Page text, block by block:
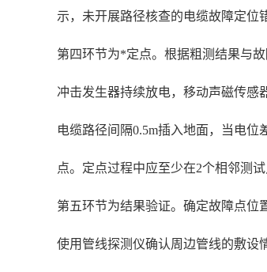
示，未开展路径核查的电缆故障定位
第四环节为*定点。根据粗测结果与
冲击发生器持续放电，移动声磁传感
电缆路径间隔0.5m插入地面，当电
点。定点过程中应至少在2个相邻测
第五环节为结果验证。确定故障点位
使用管线探测仪确认周边管线的敷设